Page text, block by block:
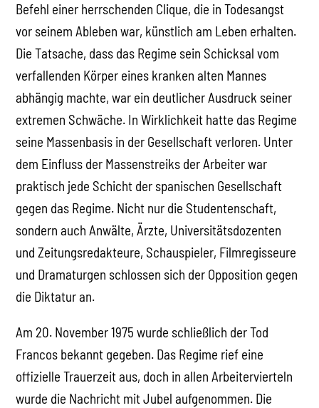
Befehl einer herrschenden Clique, die in Todesangst
vor seinem Ableben war, künstlich am Leben erhalten.
Die Tatsache, dass das Regime sein Schicksal vom
verfallenden Körper eines kranken alten Mannes
abhängig machte, war ein deutlicher Ausdruck seiner
extremen Schwäche. In Wirklichkeit hatte das Regime
seine Massenbasis in der Gesellschaft verloren. Unter
dem Einfluss der Massenstreiks der Arbeiter war
praktisch jede Schicht der spanischen Gesellschaft
gegen das Regime. Nicht nur die Studentenschaft,
sondern auch Anwälte, Ärzte, Universitätsdozenten
und Zeitungsredakteure, Schauspieler, Filmregisseure
und Dramaturgen schlossen sich der Opposition gegen
die Diktatur an.
Am 20. November 1975 wurde schließlich der Tod
Francos bekannt gegeben. Das Regime rief eine
offizielle Trauerzeit aus, doch in allen Arbeitervierteln
wurde die Nachricht mit Jubel aufgenommen. Die